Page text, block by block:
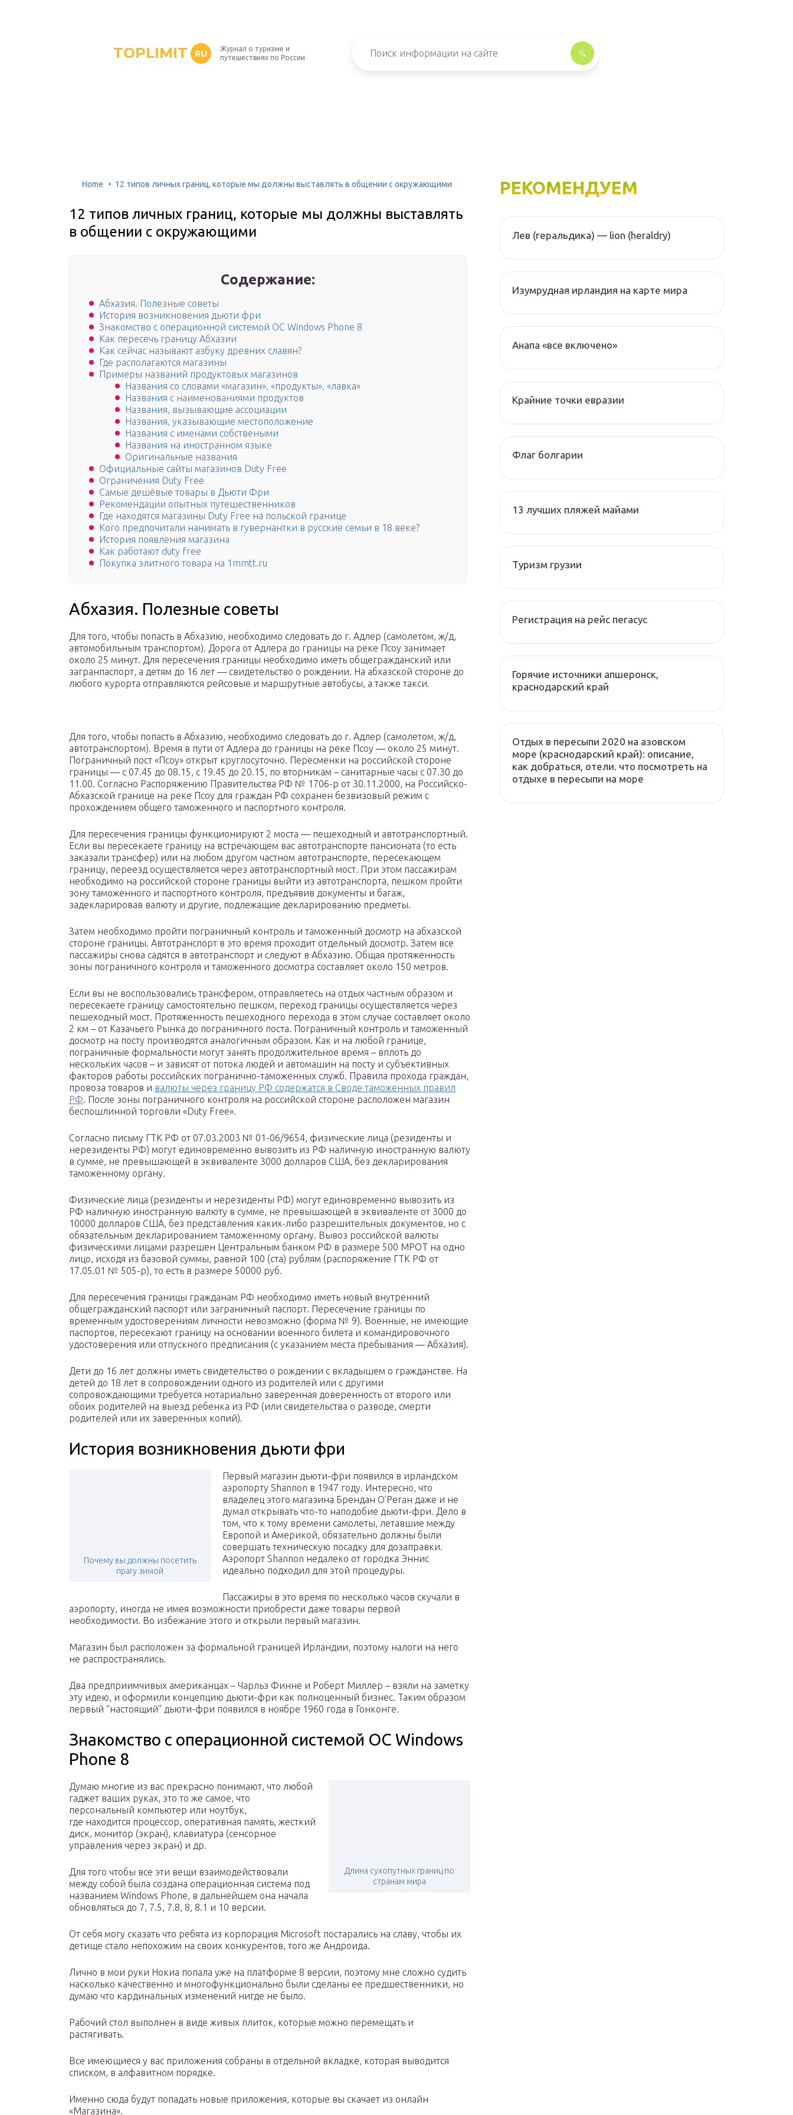
TOPLIMIT RU
Журнал о туризме и
путешествиях по России
Home 12 типов личных границ, которые мы должны выставлять в общении с окружающими
12 типов личных границ, которые мы должны выставлять
в общении с окружающими
Содержание:
Абхазия. Полезные советы
История возникновения дьюти фри
Знакомство с операционной системой ОС Windows Phone 8
Как пересечь границу Абхазии
Как сейчас называют азбуку древних славян?
Где располагаются магазины
Примеры названий продуктовых магазинов
Названия со словами «магазин», «продукты», «лавка»
Названия с наименованиями продуктов
Названия, вызывающие ассоциации
Названия, указывающие местоположение
Названия с именами собствеными
Названия на иностранном языке
Оригинальные названия
Официальные сайты магазинов Duty Free
Ограничения Duty Free
Самые дешёвые товары в Дьюти Фри
Рекомендации опытных путешественников
Где находятся магазины Duty Free на польской границе
Кого предпочитали нанимать в гувернантки в русские семьи в 18 веке?
История появления магазина
Как работают duty free
Покупка элитного товара на 1mmtt.ru
Абхазия. Полезные советы
Для того, чтобы попасть в Абхазию, необходимо следовать до г. Адлер (самолетом, ж/д,
автомобильным транспортом). Дорога от Адлера до границы на реке Псоу занимает
около 25 минут. Для пересечения границы необходимо иметь общегражданский или
загранпаспорт, а детям до 16 лет — свидетельство о рождении. На абхазской стороне до
любого курорта отправляются рейсовые и маршрутные автобусы, а также такси.
Для того, чтобы попасть в Абхазию, необходимо следовать до г. Адлер (самолетом, ж/д,
автотранспортом). Время в пути от Адлера до границы на реке Псоу — около 25 минут.
Пограничный пост «Псоу» открыт круглосуточно. Пересменки на российской стороне
границы — с 07.45 до 08.15, с 19.45 до 20.15, по вторникам – санитарные часы с 07.30 до
11.00. Согласно Распоряжению Правительства РФ № 1706-р от 30.11.2000, на Российско-
Абхазской границе на реке Псоу для граждан РФ сохранен безвизовый режим с
прохождением общего таможенного и паспортного контроля.
Для пересечения границы функционируют 2 моста — пешеходный и автотранспортный.
Если вы пересекаете границу на встречающем вас автотранспорте пансионата (то есть
заказали трансфер) или на любом другом частном автотранспорте, пересекающем
границу, переезд осуществляется через автотранспортный мост. При этом пассажирам
необходимо на российской стороне границы выйти из автотранспорта, пешком пройти
зону таможенного и паспортного контроля, предъявив документы и багаж,
задекларировав валюту и другие, подлежащие декларированию предметы.
Затем необходимо пройти пограничный контроль и таможенный досмотр на абхазской
стороне границы. Автотранспорт в это время проходит отдельный досмотр. Затем все
пассажиры снова садятся в автотранспорт и следуют в Абхазию. Общая протяженность
зоны пограничного контроля и таможенного досмотра составляет около 150 метров.
Если вы не воспользовались трансфером, отправляетесь на отдых частным образом и
пересекаете границу самостоятельно пешком, переход границы осуществляется через
пешеходный мост. Протяженность пешеходного перехода в этом случае составляет около
2 км – от Казачьего Рынка до пограничного поста. Пограничный контроль и таможенный
досмотр на посту производятся аналогичным образом. Как и на любой границе,
пограничные формальности могут занять продолжительное время – вплоть до
нескольких часов – и зависят от потока людей и автомашин на посту и субъективных
факторов работы российских погранично-таможенных служб. Правила прохода граждан,
провоза товаров и валюты через границу РФ содержатся в Своде таможенных правил
РФ. После зоны пограничного контроля на российской стороне расположен магазин
беспошлинной торговли «Duty Free».
Согласно письму ГТК РФ от 07.03.2003 № 01-06/9654, физические лица (резиденты и
нерезиденты РФ) могут единовременно вывозить из РФ наличную иностранную валюту
в сумме, не превышающей в эквиваленте 3000 долларов США, без декларирования
таможенному органу.
Физические лица (резиденты и нерезиденты РФ) могут единовременно вывозить из
РФ наличную иностранную валюту в сумме, не превышающей в эквиваленте от 3000 до
10000 долларов США, без представления каких-либо разрешительных документов, но с
обязательным декларированием таможенному органу. Вывоз российской валюты
физическими лицами разрешен Центральным банком РФ в размере 500 МРОТ на одно
лицо, исходя из базовой суммы, равной 100 (ста) рублям (распоряжение ГТК РФ от
17.05.01 № 505-р), то есть в размере 50000 руб.
Для пересечения границы гражданам РФ необходимо иметь новый внутренний
общегражданский паспорт или заграничный паспорт. Пересечение границы по
временным удостоверениям личности невозможно (форма № 9). Военные, не имеющие
паспортов, пересекают границу на основании военного билета и командировочного
удостоверения или отпускного предписания (с указанием места пребывания — Абхазия).
Дети до 16 лет должны иметь свидетельство о рождении с вкладышем о гражданстве. На
детей до 18 лет в сопровождении одного из родителей или с другими
сопровождающими требуется нотариально заверенная доверенность от второго или
обоих родителей на выезд ребенка из РФ (или свидетельства о разводе, смерти
родителей или их заверенных копий).
История возникновения дьюти фри
Почему вы должны посетить
прагу зимой
Первый магазин дьюти-фри появился в ирландском
аэропорту Shannon в 1947 году. Интересно, что
владелец этого магазина Брендан О’Реган даже и не
думал открывать что-то наподобие дьюти-фри. Дело в
том, что к тому времени самолеты, летавшие между
Европой и Америкой, обязательно должны были
совершать техническую посадку для дозаправки.
Аэропорт Shannon недалеко от городка Эннис
идеально подходил для этой процедуры.
Пассажиры в это время по несколько часов скучали в
аэропорту, иногда не имея возможности приобрести даже товары первой
необходимости. Во избежание этого и открыли первый магазин.
Магазин был расположен за формальной границей Ирландии, поэтому налоги на него
не распространялись.
Два предприимчивых американцах – Чарльз Финне и Роберт Миллер – взяли на заметку
эту идею, и оформили концепцию дьюти-фри как полноценный бизнес. Таким образом
первый “настоящий” дьюти-фри появился в ноябре 1960 года в Гонконге.
Знакомство с операционной системой ОС Windows
Phone 8
Длина сухопутных границ по
странам мира
Думаю многие из вас прекрасно понимают, что любой
гаджет ваших руках, это то же самое, что
персональный компьютер или ноутбук,
где находится процессор, оперативная память, жесткий
диск, монитор (экран), клавиатура (сенсорное
управления через экран) и др.
Для того чтобы все эти вещи взаимодействовали
между собой была создана операционная система под
названием Windows Phone, в дальнейшем она начала
обновляться до 7, 7.5, 7.8, 8, 8.1 и 10 версии.
От себя могу сказать что ребята из корпорация Microsoft постарались на славу, чтобы их
детище стало непохожим на своих конкурентов, того же Андроида.
Лично в мои руки Нокиа попала уже на платформе 8 версии, поэтому мне сложно судить
насколько качественно и многофункционально были сделаны ее предшественники, но
думаю что кардинальных изменений нигде не было.
Рабочий стол выполнен в виде живых плиток, которые можно перемещать и
растягивать.
Все имеющиеся у вас приложения собраны в отдельной вкладке, которая выводится
списком, в алфавитном порядке.
Именно сюда будут попадать новые приложения, которые вы скачает из онлайн
«Магазина».
РЕКОМЕНДУЕМ
Лев (геральдика) — lion (heraldry)
Изумрудная ирландия на карте мира
Анапа «все включено»
Крайние точки евразии
Флаг болгарии
13 лучших пляжей майами
Туризм грузии
Регистрация на рейс пегасус
Горячие источники апшеронск,
краснодарский край
Отдых в пересыпи 2020 на азовском
море (краснодарский край): описание,
как добраться, отели. что посмотреть на
отдыхе в пересыпи на море